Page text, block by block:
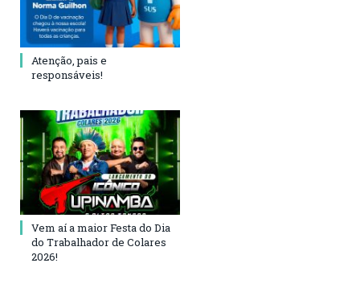
Atenção, pais e
responsáveis!
Vem aí a maior Festa do Dia
do Trabalhador de Colares
2026!